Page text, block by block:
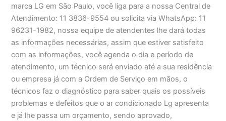
marca LG em São Paulo, você liga para a nossa Central de
Atendimento: 11 3836-9554 ou solicita via WhatsApp: 11
96231-1982, nossa equipe de atendentes lhe dará todas
as informações necessárias, assim que estiver satisfeito
com as informações, você agenda o dia e período de
atendimento, um técnico será enviado até a sua residência
ou empresa já com a Ordem de Serviço em mãos, o
técnicos faz o diagnóstico para saber quais os possíveis
problemas e defeitos que o ar condicionado Lg apresenta
e já lhe passa um orçamento, sendo aprovado,